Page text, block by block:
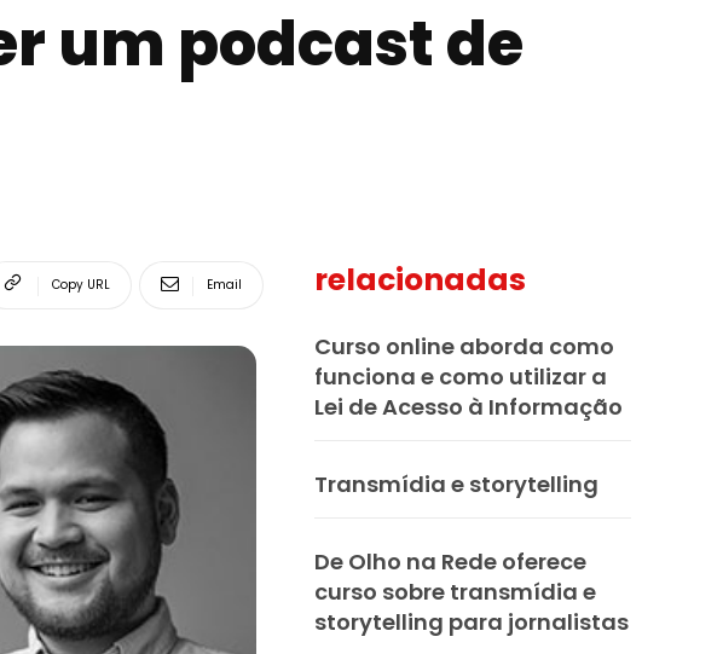
um podcast de
Copy URL Email relacionadas
Curso online aborda como
funciona e como utilizar a
Lei de Acesso à Informação
Transmídia e storytelling
De Olho na Rede oferece
curso sobre transmídia e
storytelling para jornalistas